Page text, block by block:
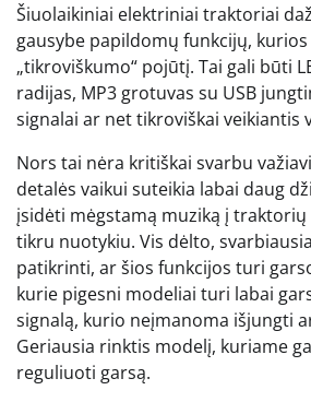
Šiuolaikiniai elektriniai traktoriai
gausybe papildomų funkcijų,
„tikroviškumo“ pojūtį. Tai gali būti
radijas, MP3 grotuvas su USB
signalai ar net tikroviškai veikiantis
Nors tai nėra kritiškai svarbu
detalės vaikui suteikia labai daug
įsidėti mėgstamą muziką į traktorių
tikru nuotykiu. Vis dėlto,
patikrinti, ar šios funkcijos turi
kurie pigesni modeliai turi labai
signalą, kurio neįmanoma išjungti
Geriausia rinktis modelį, kuriame
reguliuoti garsą.